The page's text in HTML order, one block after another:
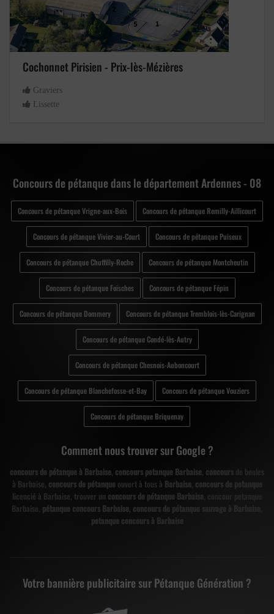
Cochonnet Pirisien - Prix-lès-Mézières
Graviers
Lissette
Concours de pétanque dans le département Ardennes - 08
Concours de pétanque Vrigne-aux-Bois Concours de pétanque Remilly-Aillicourt
Concours de pétanque Vivier-au-Court Concours de pétanque Puiseux
Concours de pétanque Chuffilly-Roche Concours de pétanque Montcheutin
Concours de pétanque Foisches Concours de pétanque Fépin
Concours de pétanque Dommery Concours de pétanque Tremblois-lès-Carignan
Concours de pétanque Condé-lès-Autry
Concours de pétanque Chesnois-Auboncourt
Concours de pétanque Blanchefosse-et-Bay Concours de pétanque Vouziers
Concours de pétanque Briquenay
Comment nous trouver sur Google ?
concours de pétanque à Barbaise, concours petanque Barbaise, concours de boules
à Barbaise, concours de pétanqueouvert à tous à Barbaise, concours de petanque
licencié à Barbaise, trouver un concours de pétanque Barbaise, concour petanque
Barbaise, pétanque concours Barbaise, concours de pétanque sauvage à Barbaise
petanque concours à Barbaise
Votre bannière publicitaire sur Pétanque Génération ?